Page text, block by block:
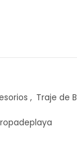
, Traje de
ropadeplaya